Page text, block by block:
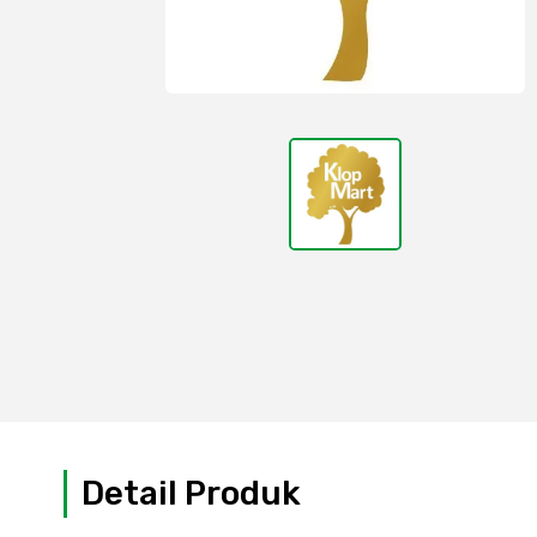
Detail Produk